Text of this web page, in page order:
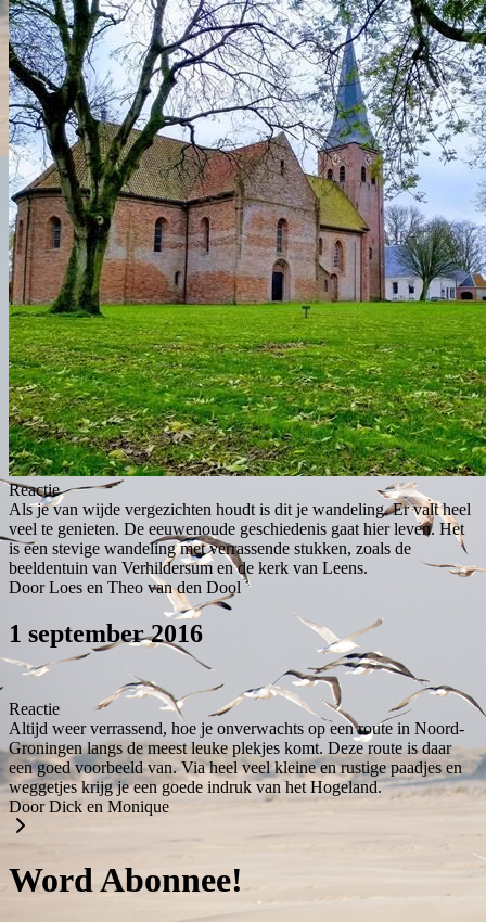
Reactie
Als je van wijde vergezichten houdt is dit je wandeling. Er valt heel
veel te genieten. De eeuwenoude geschiedenis gaat hier leven. Het
is een stevige wandeling met verrassende stukken, zoals de
beeldentuin van Verhildersum en de kerk van Leens.
Door Loes en Theo van den Dool
1 september 2016
Reactie
Altijd weer verrassend, hoe je onverwachts op een route in Noord-
Groningen langs de meest leuke plekjes komt. Deze route is daar
een goed voorbeeld van. Via heel veel kleine en rustige paadjes en
weggetjes krijg je een goede indruk van het Hogeland.
Door Dick en Monique
Word Abonnee!